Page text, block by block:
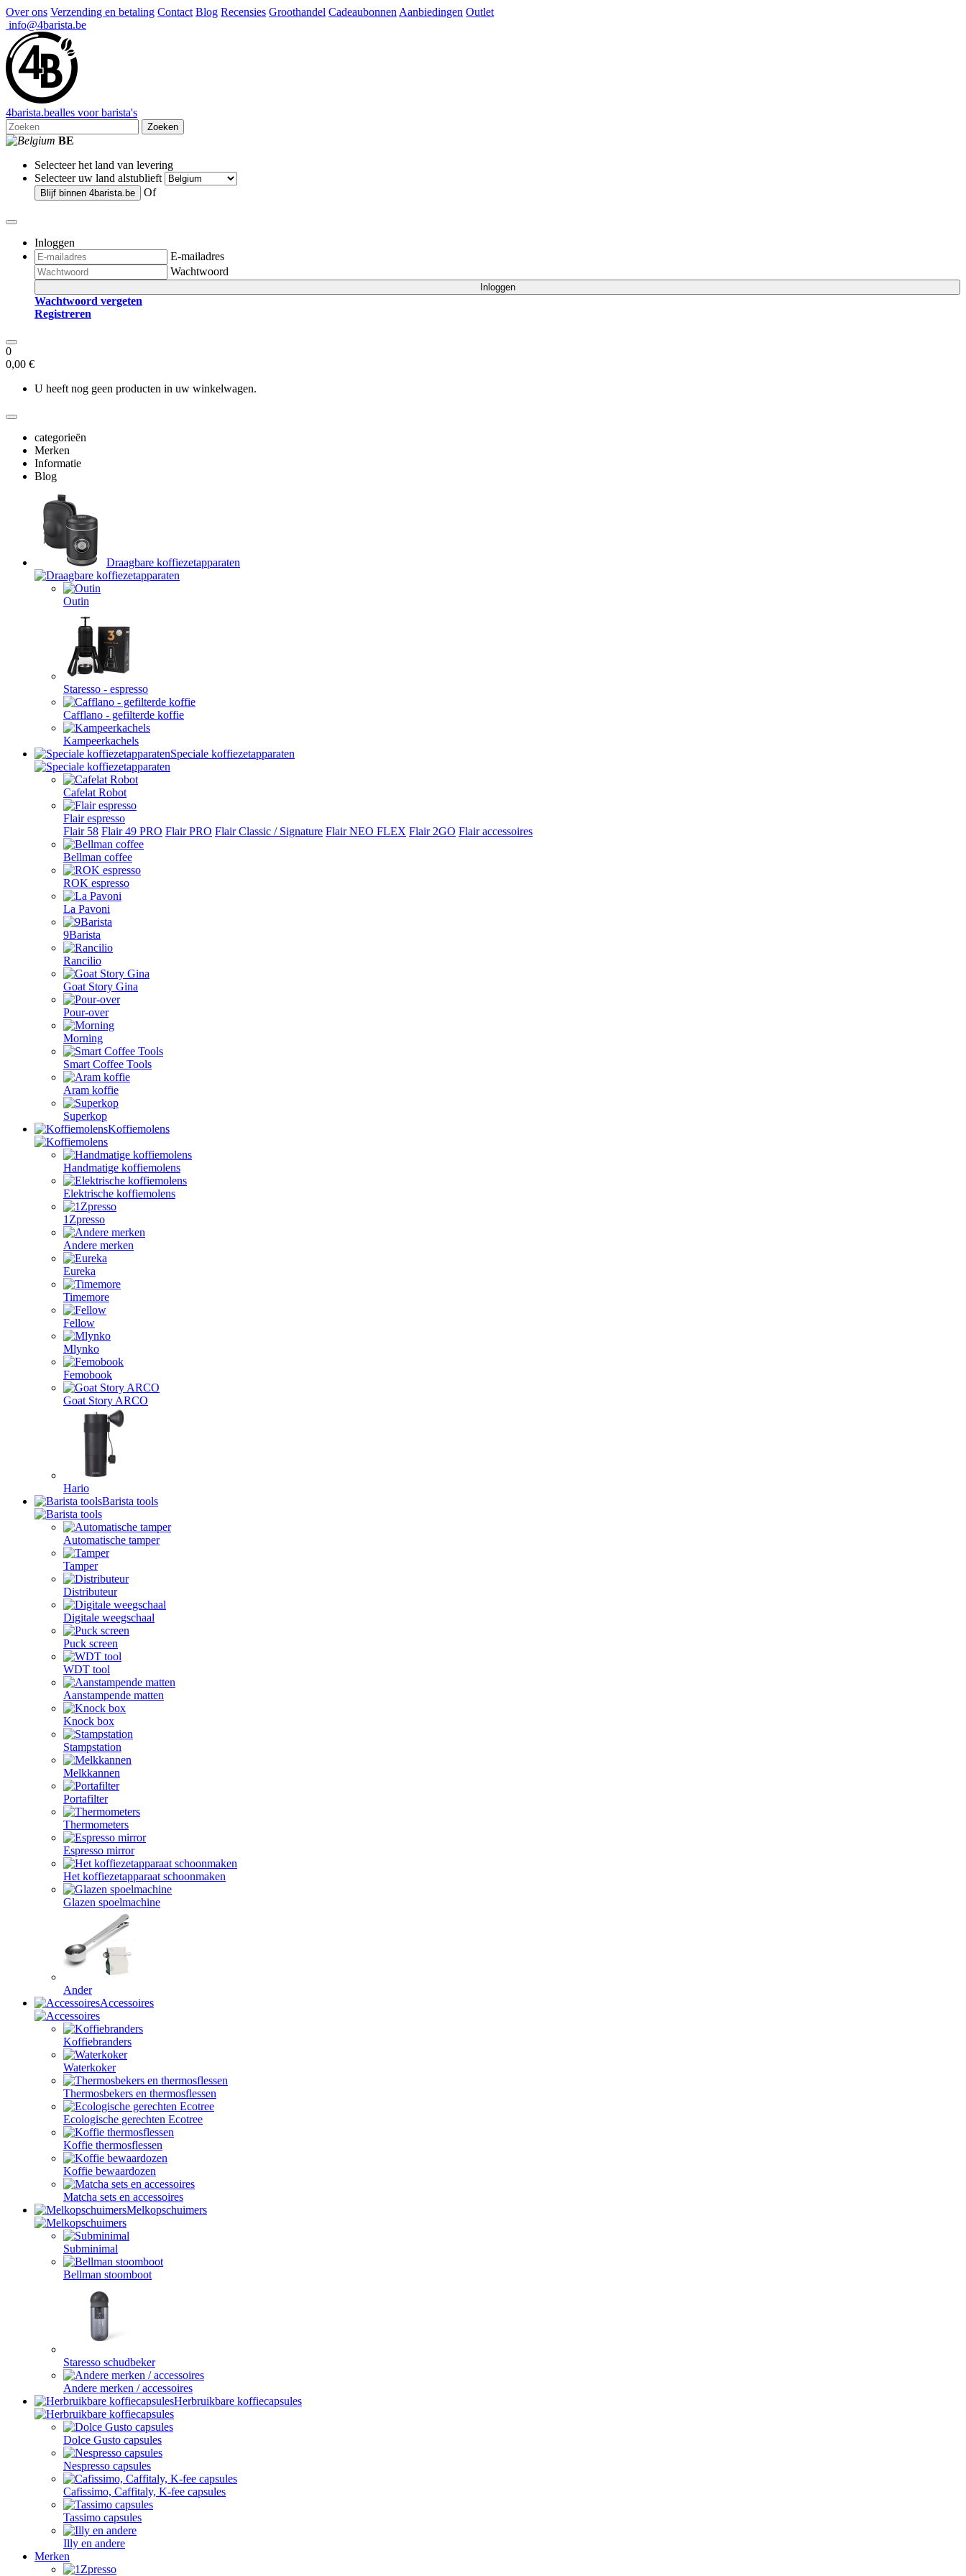
Over ons Verzending en betaling Contact Blog Recensies Groothandel Cadeaubonnen Aanbiedingen Outlet
info@4barista.be
4barista.bealles voor barista's
Zoeken
BE
Selecteer het land van levering
Selecteer uw land alstublieft
Blijf binnen 4barista.be Of
Inloggen
E-mailadres
Wachtwoord
Inloggen
Wachtwoord vergeten
Registreren
0
0,00 €
U heeft nog geen producten in uw winkelwagen.
categorieën
Merken
Informatie
Blog
Draagbare koffiezetapparaten
Outin
Staresso - espresso
Cafflano - gefilterde koffie
Kampeerkachels
Speciale koffiezetapparaten
Cafelat Robot
Flair espresso
Flair 58 Flair 49 PRO Flair PRO Flair Classic / Signature Flair NEO FLEX Flair 2GO Flair accessoires
Bellman coffee
ROK espresso
La Pavoni
9Barista
Rancilio
Goat Story Gina
Pour-over
Morning
Smart Coffee Tools
Aram koffie
Superkop
Koffiemolens
Handmatige koffiemolens
Elektrische koffiemolens
1Zpresso
Andere merken
Eureka
Timemore
Fellow
Mlynko
Femobook
Goat Story ARCO
Hario
Barista tools
Automatische tamper
Tamper
Distributeur
Digitale weegschaal
Puck screen
WDT tool
Aanstampende matten
Knock box
Stampstation
Melkkannen
Portafilter
Thermometers
Espresso mirror
Het koffiezetapparaat schoonmaken
Glazen spoelmachine
Ander
Accessoires
Koffiebranders
Waterkoker
Thermosbekers en thermosflessen
Ecologische gerechten Ecotree
Koffie thermosflessen
Koffie bewaardozen
Matcha sets en accessoires
Melkopschuimers
Subminimal
Bellman stoomboot
Staresso schudbeker
Andere merken / accessoires
Herbruikbare koffiecapsules
Dolce Gusto capsules
Nespresso capsules
Cafissimo, Caffitaly, K-fee capsules
Tassimo capsules
Illy en andere
Merken